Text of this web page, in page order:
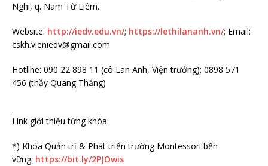
Nghi, q. Nam Từ Liêm.
Website: http://iedv.edu.vn/; https://lethilananh.vn/; Email:
cskh.vieniedv@gmail.com
Hotline: 090 22 898 11 (cô Lan Anh, Viện trưởng); 0898 571
456 (thầy Quang Thăng)
Link giới thiệu từng khóa:
*) Khóa Quản trị & Phát triển trường Montessori bền
vững: https://bit.ly/2PJOwis